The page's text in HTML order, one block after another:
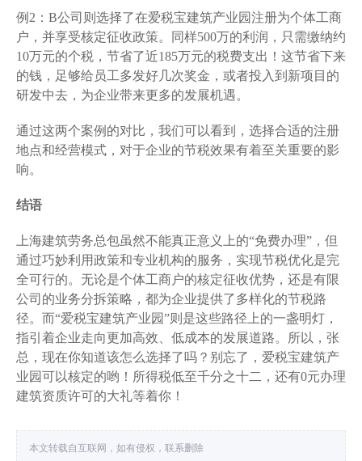
例2：B公司则选择了在爱税宝建筑产业园注册为个体工商
户，并享受核定征收政策。同样500万的利润，只需缴纳约
10万元的个税，节省了近185万元的税费支出！这节省下来
的钱，足够给员工多发好几次奖金，或者投入到新项目的
研发中去，为企业带来更多的发展机遇。
通过这两个案例的对比，我们可以看到，选择合适的注册
地点和经营模式，对于企业的节税效果有着至关重要的影
响。
结语
上海建筑劳务总包虽然不能真正意义上的“免费办理”，但
通过巧妙利用政策和专业机构的服务，实现节税优化是完
全可行的。无论是个体工商户的核定征收优势，还是有限
公司的业务分拆策略，都为企业提供了多样化的节税路
径。而“爱税宝建筑产业园”则是这些路径上的一盏明灯，
指引着企业走向更加高效、低成本的发展道路。所以，张
总，现在你知道该怎么选择了吗？别忘了，爱税宝建筑产
业园可以核定的哟！所得税低至千分之十二，还有0元办理
建筑资质许可的大礼等着你！
本文转载自互联网，如有侵权，联系删除